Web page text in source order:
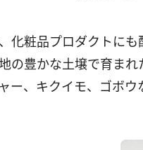
化粧品プロダクトに
の豊かな土壌で育ま
ー、キクイモ、ゴボウ